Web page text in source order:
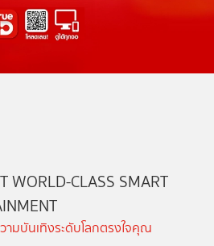
WORLD-CLASS SMART
มบันเทิงระดับโลกตรงใจคุณ